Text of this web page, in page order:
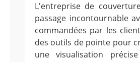
L'entreprise de
passage incontournable
commandées par les
des outils de pointe pour
une visualisation